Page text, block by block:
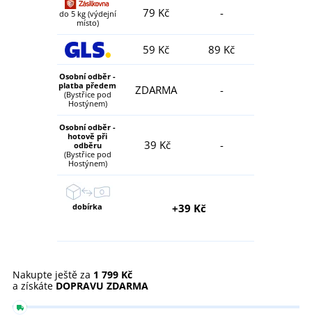
do 5 kg (výdejní
místo)
79 Kč -
59 Kč 89 Kč
Osobní odběr -
platba předem
(Bystřice pod
Hostýnem)
ZDARMA -
Osobní odběr -
hotově při
odběru
(Bystřice pod
Hostýnem)
39 Kč -
dobírka +39 Kč
Nakupte ještě za 1 799 Kč
a získáte DOPRAVU ZDARMA